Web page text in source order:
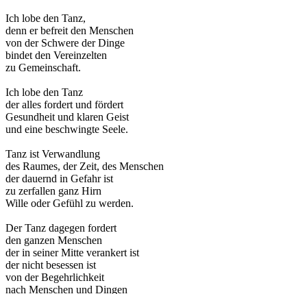
Ich lobe den Tanz,
denn er befreit den Menschen
von der Schwere der Dinge
bindet den Vereinzelten
zu Gemeinschaft.
Ich lobe den Tanz
der alles fordert und fördert
Gesundheit und klaren Geist
und eine beschwingte Seele.
Tanz ist Verwandlung
des Raumes, der Zeit, des Menschen
der dauernd in Gefahr ist
zu zerfallen ganz Hirn
Wille oder Gefühl zu werden.
Der Tanz dagegen fordert
den ganzen Menschen
der in seiner Mitte verankert ist
der nicht besessen ist
von der Begehrlichkeit
nach Menschen und Dingen